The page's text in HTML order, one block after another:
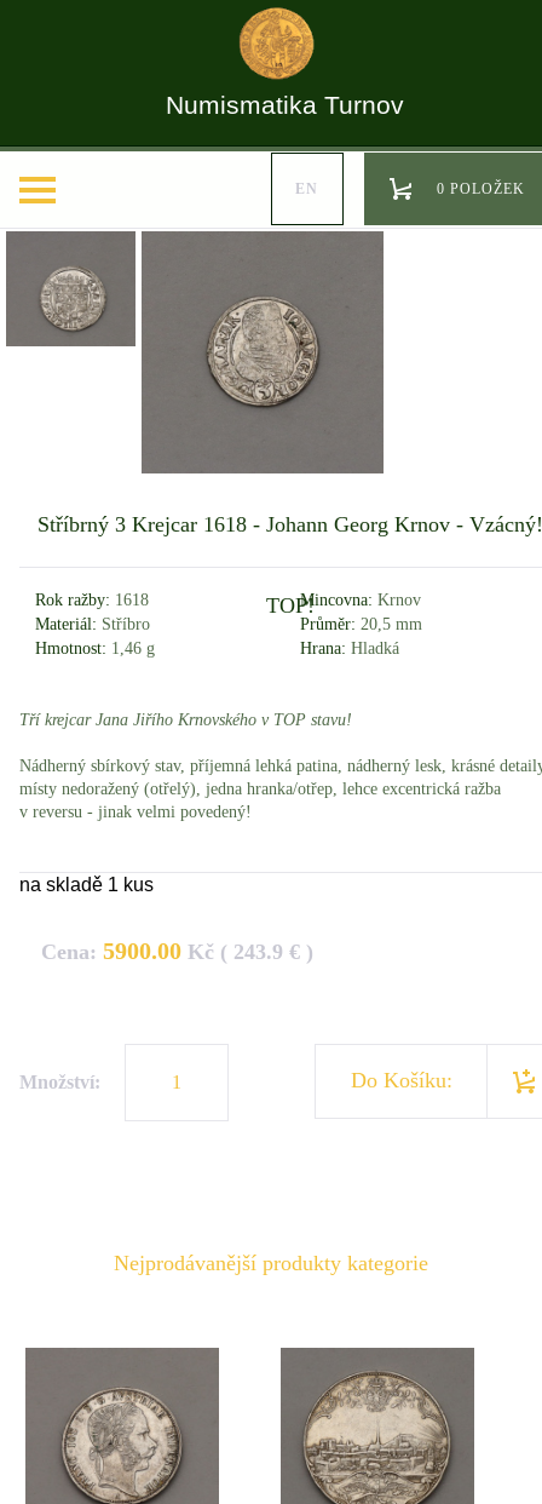
Numismatika Turnov
EN 0 POLOŽEK
Stříbrný 3 Krejcar 1618 - Johann Georg Krnov - Vzácný!
TOP!
Rok ražby: 1618 Mincovna: Krnov
Materiál: Stříbro Průměr: 20,5 mm
Hmotnost: 1,46 g Hrana: Hladká
Tří krejcar Jana Jiřího Krnovského v TOP stavu!
Nádherný sbírkový stav, příjemná lehká patina, nádherný lesk, krásné
místy nedoražený (otřelý), jedna hranka/otřep, lehce excentrická ražba
v reversu - jinak velmi povedený!
na skladě 1 kus
Cena: 5900.00 Kč ( 243.9 € )
Množství: Do Košíku:
Nejprodávanější produkty kategorie